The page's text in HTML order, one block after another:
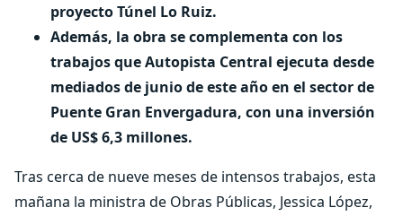
proyecto Túnel Lo Ruiz.
Además, la obra se complementa con los
trabajos que Autopista Central ejecuta desde
mediados de junio de este año en el sector de
Puente Gran Envergadura, con una inversión
de US$ 6,3 millones.
Tras cerca de nueve meses de intensos trabajos, esta
mañana la ministra de Obras Públicas, Jessica López,